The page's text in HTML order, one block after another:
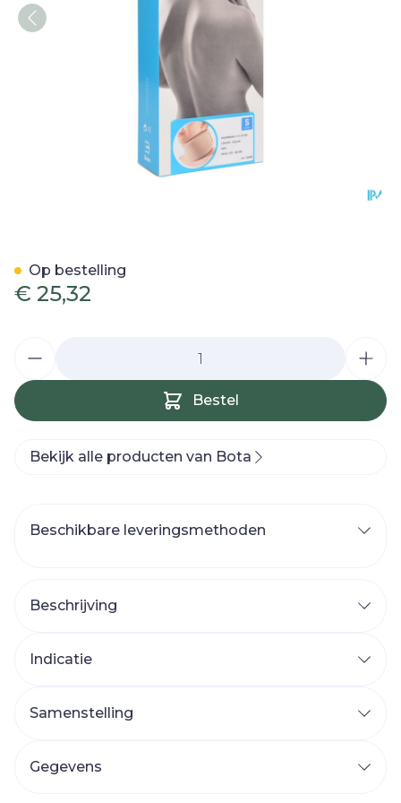
€ 25,32
Bestel
Op bestelling
Bekijk alle producten van Bota
Beschikbare leveringsmethoden
Beschrijving
Indicatie
Samenstelling
Gegevens